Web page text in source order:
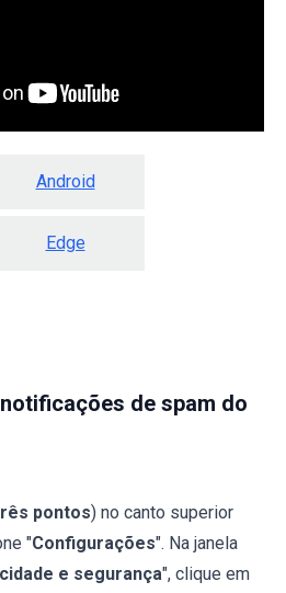
Android
Edge
de spam do
pontos) no canto superior
"Configurações". Na janela
e segurança", clique em